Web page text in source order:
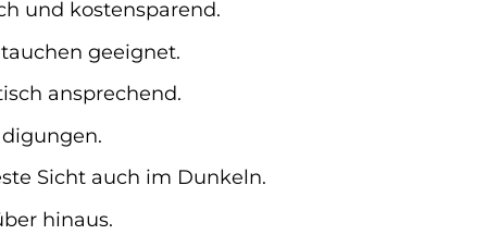
und kostensparend.
geeignet.
ansprechend.
Sicht auch im Dunkeln.
hinaus.